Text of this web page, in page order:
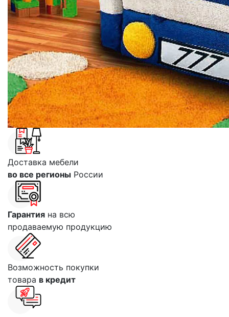
Доставка мебели
во все регионы России
Гарантия на всю
продаваемую продукцию
Возможность покупки
товара в кредит